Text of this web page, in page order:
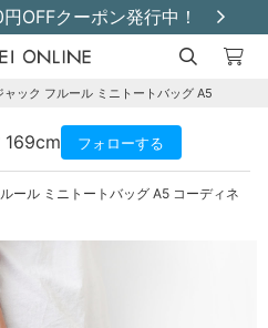
OFFクーポン発行中！
ャック フルール ミニトートバッグ A5
169cm フォローする
ール ミニトートバッグ A5 コーディネ